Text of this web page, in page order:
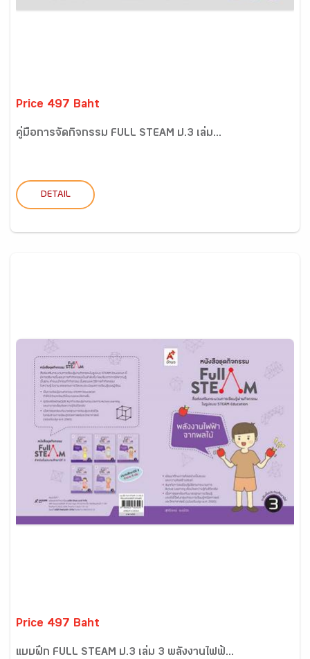
Price 497 Baht
คู่มือการจัดกิจกรรม FULL STEAM ป.3 เล่ม...
DETAIL
Price 497 Baht
แบบฝึก FULL STEAM ป.3 เล่ม 3 พลังงานไฟฟ้...